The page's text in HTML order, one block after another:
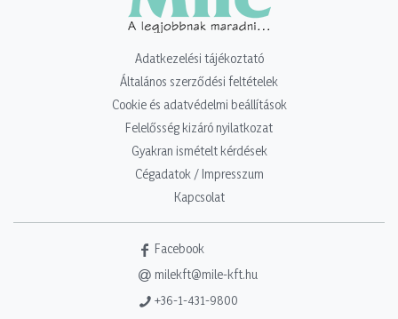
Adatkezelési tájékoztató
Általános szerződési feltételek
Cookie és adatvédelmi beállítások
Felelősség kizáró nyilatkozat
Gyakran ismételt kérdések
Cégadatok / Impresszum
Kapcsolat
Facebook
milekft@mile-kft.hu
+36-1-431-9800